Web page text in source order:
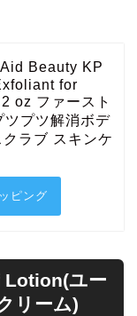
Aid Beauty KP
for
oz ファースト
プツ解消ボデ
ラブ スキンケ
ピング
ユー
リーム)